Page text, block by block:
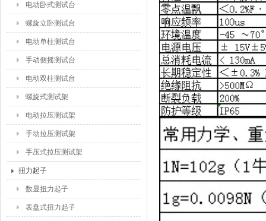
电动卧式测试台
螺旋立卧测试台
电动单柱测试台
手动侧摇测试台
电动双柱测试台
螺旋式测试架
电动拉压测试架
手动拉压测试架
手压式拉压测试架
扭力起子
数显扭力起子
表盘式扭力起子